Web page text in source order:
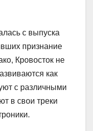
с выпуска
признание
Кровосток не
как
с различными
в свои треки